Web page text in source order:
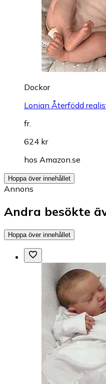
Dockor
Lonian Återfödd
fr.
624 kr
hos Amazon.se
Hoppa över innehållet
Annons
Andra besökte
Hoppa över innehållet